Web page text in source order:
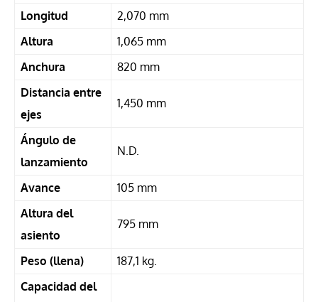
Longitud
2,070 mm
Altura
1,065 mm
Anchura
820 mm
Distancia entre
ejes
1,450 mm
Ángulo de
lanzamiento
N.D.
Avance
105 mm
Altura del
asiento
795 mm
Peso (llena)
187,1 kg.
Capacidad del